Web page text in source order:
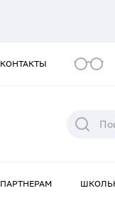
КОНТАКТЫ
ПАРТНЕРАМ